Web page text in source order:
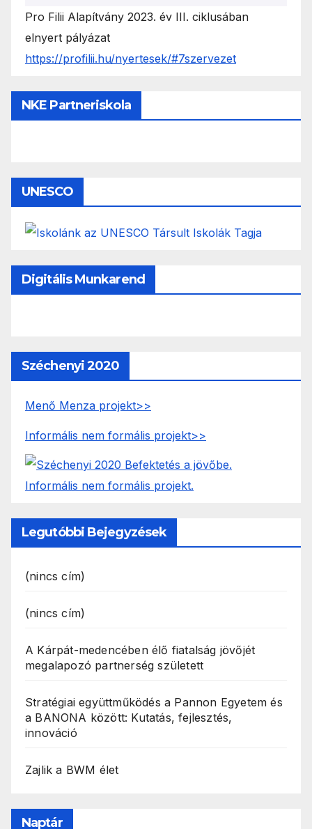
Pro Filii Alapítvány 2023. év III. ciklusában
elnyert pályázat
https://profilii.hu/nyertesek/#7szervezet
NKE Partneriskola
UNESCO
Digitális Munkarend
Széchenyi 2020
Menő Menza projekt>>
Informális nem formális projekt>>
Legutóbbi Bejegyzések
(nincs cím)
(nincs cím)
A Kárpát-medencében élő fiatalság jövőjét
megalapozó partnerség született
Stratégiai együttműködés a Pannon Egyetem és
a BANONA között: Kutatás, fejlesztés,
innováció
Zajlik a BWM élet
Naptár